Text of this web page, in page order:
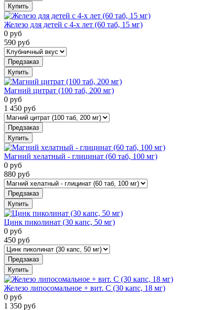
Купить
Железо для детей с 4-х лет (60 таб, 15 мг)
0 руб
590 руб
Предзаказ
Купить
Магний цитрат (100 таб, 200 мг)
0 руб
1 450 руб
Предзаказ
Купить
Магний хелатный - глицинат (60 таб, 100 мг)
0 руб
880 руб
Предзаказ
Купить
Цинк пиколинат (30 капс, 50 мг)
0 руб
450 руб
Предзаказ
Купить
Железо липосомальное + вит. С (30 капс, 18 мг)
0 руб
1 350 руб